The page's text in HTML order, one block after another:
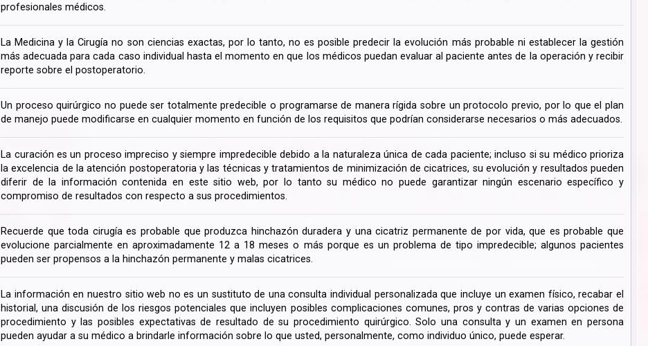
profesionales médicos.
La Medicina y la Cirugía no son ciencias exactas, por lo tanto, no es posible predecir la evolución más probable ni establecer la gestión
más adecuada para cada caso individual hasta el momento en que los médicos puedan evaluar al paciente antes de la operación y recibir
reporte sobre el postoperatorio.
Un proceso quirúrgico no puede ser totalmente predecible o programarse de manera rígida sobre un protocolo previo, por lo que el plan
de manejo puede modificarse en cualquier momento en función de los requisitos que podrían considerarse necesarios o más adecuados.
La curación es un proceso impreciso y siempre impredecible debido a la naturaleza única de cada paciente; incluso si su médico prioriza
la excelencia de la atención postoperatoria y las técnicas y tratamientos de minimización de cicatrices, su evolución y resultados pueden
diferir de la información contenida en este sitio web, por lo tanto su médico no puede garantizar ningún escenario específico y
compromiso de resultados con respecto a sus procedimientos.
Recuerde que toda cirugía es probable que produzca hinchazón duradera y una cicatriz permanente de por vida, que es probable que
evolucione parcialmente en aproximadamente 12 a 18 meses o más porque es un problema de tipo impredecible; algunos pacientes
pueden ser propensos a la hinchazón permanente y malas cicatrices.
La información en nuestro sitio web no es un sustituto de una consulta individual personalizada que incluye un examen físico, recabar el
historial, una discusión de los riesgos potenciales que incluyen posibles complicaciones comunes, pros y contras de varias opciones de
procedimiento y las posibles expectativas de resultado de su procedimiento quirúrgico. Solo una consulta y un examen en persona
pueden ayudar a su médico a brindarle información sobre lo que usted, personalmente, como individuo único, puede esperar.